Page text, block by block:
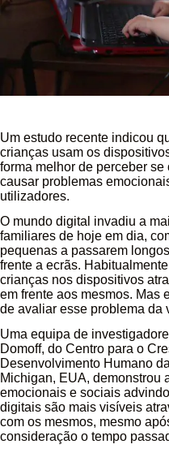
Um estudo recente indicou
crianças usam os
forma melhor de perceber
causar problemas
utilizadores.
O mundo digital invadiu a
familiares de hoje em dia,
pequenas a passarem
frente a ecrãs.
crianças nos dispositivos
em frente aos mesmos. Mas
de avaliar esse problema da
Uma equipa de
Domoff, do Centro para o
Desenvolvimento Humano
Michigan, EUA, demonstrou
emocionais e sociais
digitais são mais visíveis
com os mesmos, mesmo
consideração o tempo